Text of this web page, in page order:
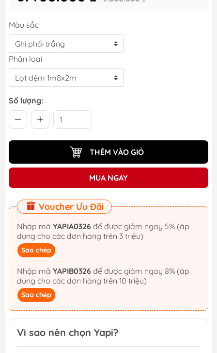
Màu sắc
Phân loại
Số lượng:
THÊM VÀO GIỎ
MUA NGAY
Voucher Ưu Đãi
Nhập mã YAPIA0326
dụng cho các đơn hàng trên 3 triệu)
Sao chép
Nhập mã YAPIB0326
dụng cho các đơn hàng trên 10 triệu)
Sao chép
Vì sao nên chọn Yapi?